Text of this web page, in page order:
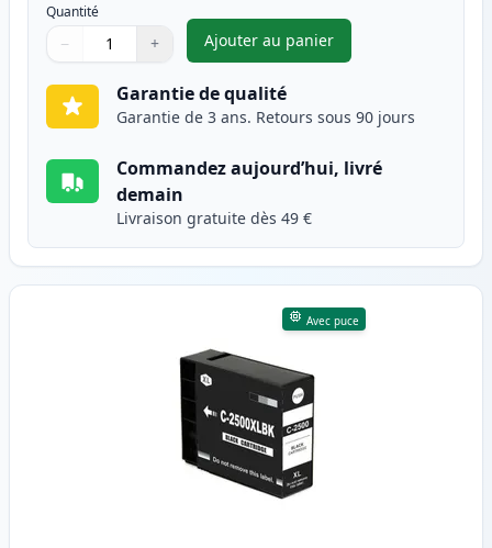
Quantité
Quantité
Utilisez les boutons pour ajuster
− +
Quantité
Ajouter au panier
,Pack de 4 Canon PGI-
Garantie de qualité
Garantie de 3 ans. Retours sous 90 jours
Commandez aujourd’hui, livré
demain
Livraison gratuite dès 49 €
Avec puce